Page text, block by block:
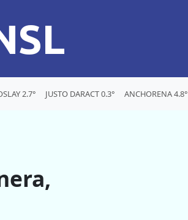
2.7° JUSTO DARACT 0.3° ANCHORENA 4.8°